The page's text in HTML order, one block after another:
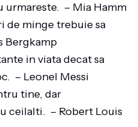
urmareste. – Mia Hamm
de minge trebuie sa
Bergkamp
in viata decat sa
– Leonel Messi
tine, dar
ceilalti. – Robert Louis